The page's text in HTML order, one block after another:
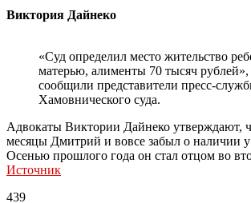
Виктория Дайнеко
«Суд определил место жительство
матерью, алименты 70 тысяч
сообщили представители пресс-
Хамовнического суда.
Адвокаты Виктории Дайнеко утверждают,
месяцы Дмитрий и вовсе забыл о наличии у
Осенью прошлого года он стал отцом во
Источник
439